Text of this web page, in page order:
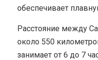
обеспечивает
Расстояние между
около 550
занимает от 6 до 7